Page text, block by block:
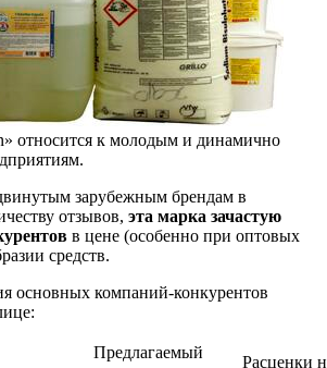
относится к молодым и динамично
зарубежным брендам в
отзывов, эта марка зачастую
в цене (особенно при оптовых
средств.
основных компаний-конкурентов
Предлагаемый
Расценки